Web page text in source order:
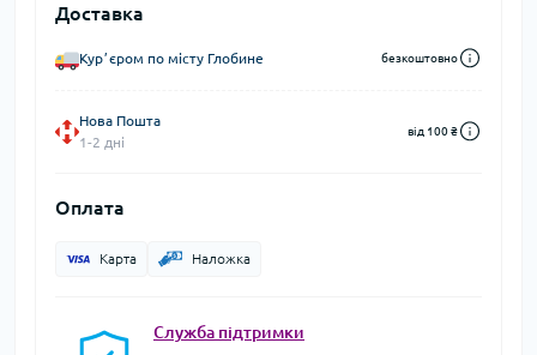
Доставка
Курʼєром по місту Глобине безкоштовно
Нова Пошта
1-2 дні
від 100 ₴
Оплата
Карта Наложка
Служба підтримки